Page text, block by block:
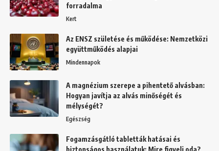
forradalma
Kert
Az ENSZ születése és működése: Nemzetközi
együttműködés alapjai
Mindennapok
A magnézium szerepe a pihentető alvásban:
Hogyan javítja az alvás minőségét és
mélységét?
Egészség
Fogamzásgátló tabletták hatásai és
biztonságos használatuk: Mire figyelj oda?